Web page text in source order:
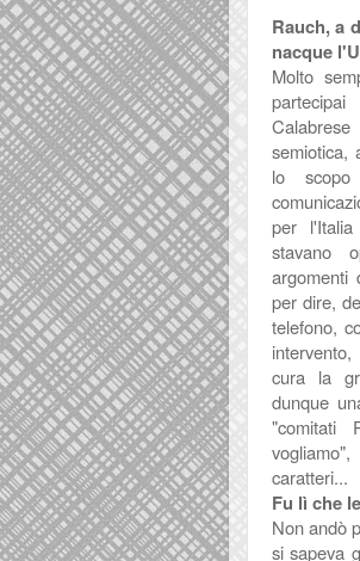
Rauch, a
nacque
Molto
semiotica,
lo
per
stavano
argomenti
per dire,
telefono,
cura la
dunque
"comitati
caratteri...
Fu lì che
Non andò
si sapeva